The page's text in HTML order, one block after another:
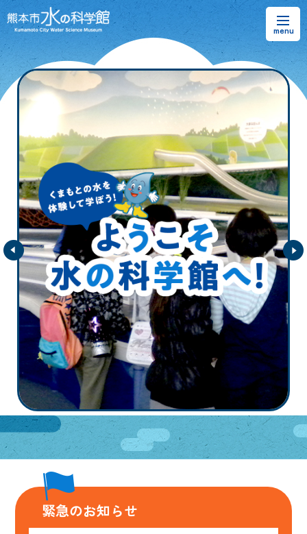
お知らせ
熊本市水の科学館とは
ご利用案内・アクセス＆マップ
館内案内・パンフレット
水のラーニングフィールド
お問い合わせ
日本語 ENGLISH 中文 한국어
緊急のお知らせ